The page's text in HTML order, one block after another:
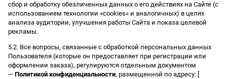
сбор и обработку обезличенных данных о его действиях на Сайте (с
использованием технологии «cookies» и аналогичных) в целях
анализа аудитории, улучшения работы Сайта и показа целевой
рекламы.
5.2. Все вопросы, связанные с обработкой персональных данных
Пользователя (которые он предоставляет при регистрации или
оформлении заказа), регулируются отдельным документом
— Политикой конфиденциальности, размещенной по адресу: [